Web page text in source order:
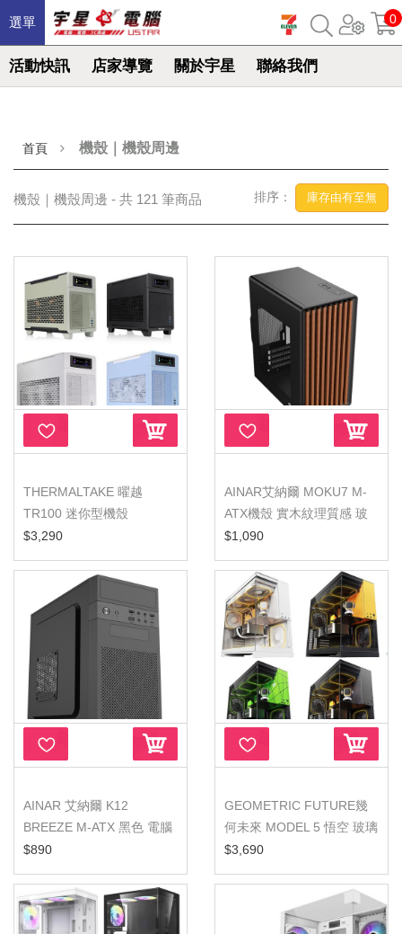
選單
活動快訊 店家導覽 關於宇星 聯絡我們
0
首頁 機殼｜機殼周邊
機殼｜機殼周邊 - 共 121 筆商品 排序： 庫存由有至無
THERMALTAKE 曜越
TR100 迷你型機殼
$3,290
AINAR艾納爾 MOKU7 M-
ATX機殼 實木紋理質感 玻
璃側板
$1,090
AINAR 艾納爾 K12
BREEZE M-ATX 黑色 電腦
機殼 CASE
$890
GEOMETRIC FUTURE幾
何未來 MODEL 5 悟空 玻璃
海景 黑灰...
$3,690